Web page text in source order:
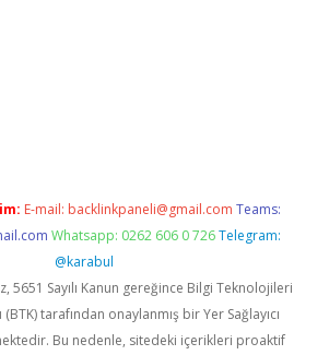
E-mail: backlinkpaneli@gmail.com Teams:
Whatsapp: 0262 606 0 726 Telegram:
@karabul
5651 Sayılı Kanun gereğince Bilgi Teknolojileri
tarafından onaylanmış bir Yer Sağlayıcı
Bu nedenle, sitedeki içerikleri proaktif